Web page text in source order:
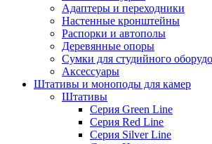
Адаптеры и переходники
Настенные кронштейны
Распорки и автополы
Деревянные опоры
Сумки для студийного
Аксессуары
Штативы и моноподы для камер
Штативы
Серия Green Line
Серия Red Line
Серия Silver Line